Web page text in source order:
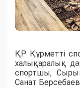
ҚР Құрметті
халықаралық
спортшы,
Санат